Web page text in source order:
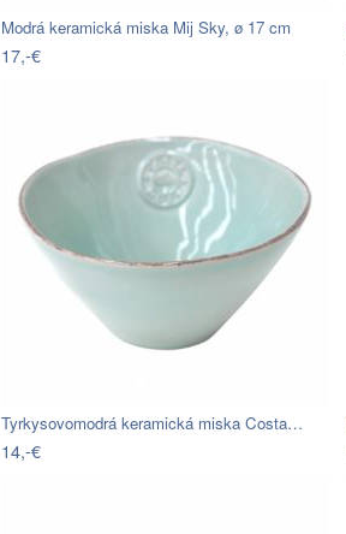
Modrá keramická miska Mij Sky, ø 17 cm
17,-€
Tyrkysovomodrá keramická miska Costa…
14,-€